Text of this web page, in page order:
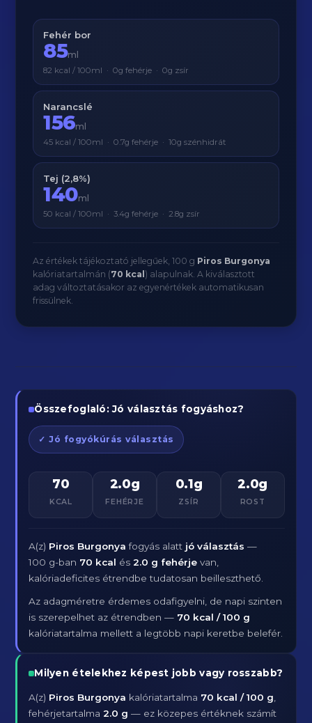
Fehér bor
85ml
82 kcal / 100ml · 0g fehérje · 0g zsír
Narancslé
156ml
45 kcal / 100ml · 0.7g fehérje · 10g szénhidrát
Tej (2,8%)
140ml
50 kcal / 100ml · 3.4g fehérje · 2.8g zsír
Az értékek tájékoztató jellegűek, 100 g Piros Burgonya
kalóriatartalmán (70 kcal ) alapulnak. A kiválasztott
adag változtatásakor az egyenértékek automatikusan
frissülnek.
Összefoglaló: Jó választás fogyáshoz?
✓ Jó fogyókúrás választás
70
KCAL
2.0g
FEHÉRJE
0.1g
ZSÍR
2.0g
ROST
A(z) Piros Burgonya fogyás alatt jó választás —
100 g-ban 70 kcal és2.0 g fehérje van,
kalóriadeficites étrendbe tudatosan beilleszthető.
Az adagméretre érdemes odafigyelni, de napi szinten
is szerepelhet az étrendben — 70 kcal / 100 g
kalóriatartalma mellett a legtöbb napi keretbe belefér.
Milyen ételekhez képest jobb vagy rosszabb?
A(z) Piros Burgonya kalóriatartalma 70 kcal / 100 g
fehérjetartalma2.0 g — ez közepes értéknek számít